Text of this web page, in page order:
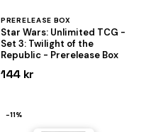
PRERELEASE BOX
Star Wars: Unlimited TCG -
Set 3: Twilight of the
Republic - Prerelease Box
144 kr
−11%